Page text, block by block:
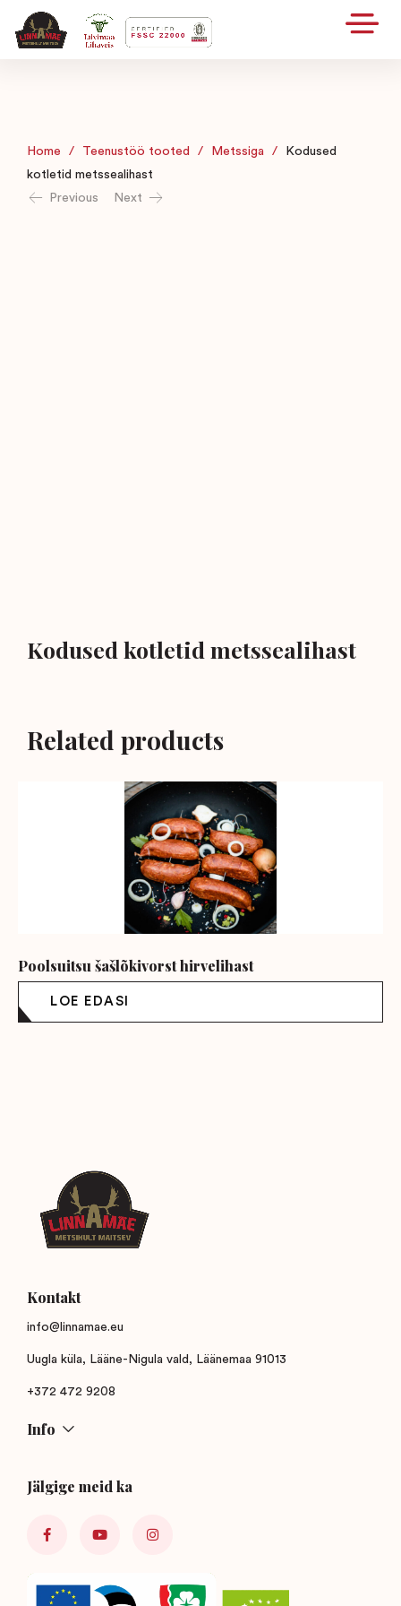
Home / Teenustöö tooted / Metssiga /
Kodused
kotletid metssealihast
Previous
Next
Kodused kotletid metssealihast
Related products
Poolsuitsu šašlõkivorst hirvelihast
Kontakt
info@linnamae.eu
Uugla küla, Lääne-Nigula vald, Läänemaa 91013
+372 472 9208
Info
Jälgige meid ka